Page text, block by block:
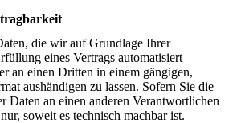
die wir auf Grundlage Ihrer
eines Vertrags automatisiert
an einen Dritten in einem gängigen,
aushändigen zu lassen. Sofern Sie die
Daten an einen anderen Verantwortlichen
soweit es technisch machbar ist.